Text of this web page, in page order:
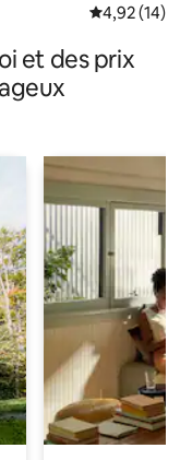
Note
4,92 (14)
et des prix